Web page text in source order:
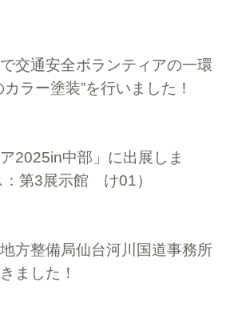
交通安全ボランティアの一環
ラー塗装”を行いました！
2025in中部」に出展しま
：第3展示館 け01）
方整備局仙台河川国道事務所
ました！